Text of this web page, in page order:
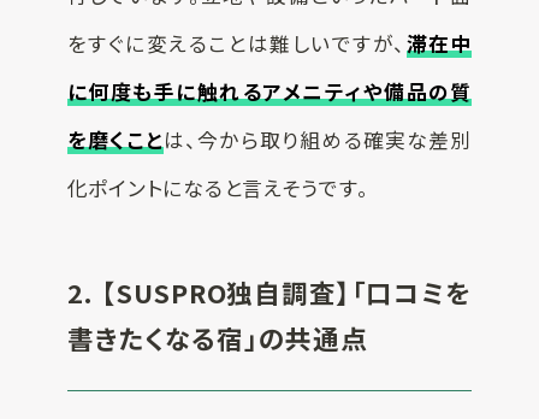
をすぐに変えることは難しいですが、 滞在中
に何度も手に触れるアメニティや備品の質
を磨くことは、今から取り組める確実な差別
化ポイントになると言えそうです。
2. 【SUSPRO独自調査】「口コミを
書きたくなる宿」の共通点